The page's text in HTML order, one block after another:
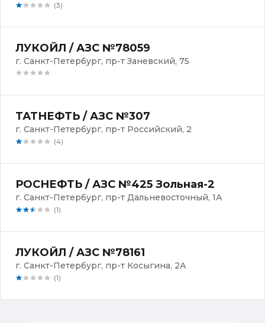
(3)
ЛУКОЙЛ / АЗС №78059
г. Санкт-Петербург, пр-т Заневский, 75
ТАТНЕФТЬ / АЗС №307
г. Санкт-Петербург, пр-т Российский, 2
(4)
РОСНЕФТЬ / АЗС №425 Зольная-2
г. Санкт-Петербург, пр-т Дальневосточный, 1А
(1)
ЛУКОЙЛ / АЗС №78161
г. Санкт-Петербург, пр-т Косыгина, 2А
(1)